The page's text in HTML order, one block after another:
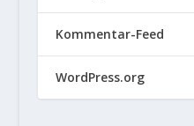
Kommentar-Feed
WordPress.org